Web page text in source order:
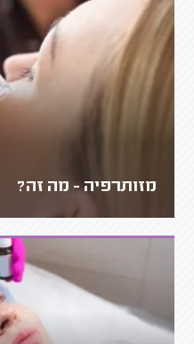
מזותרפיה - מה זה?